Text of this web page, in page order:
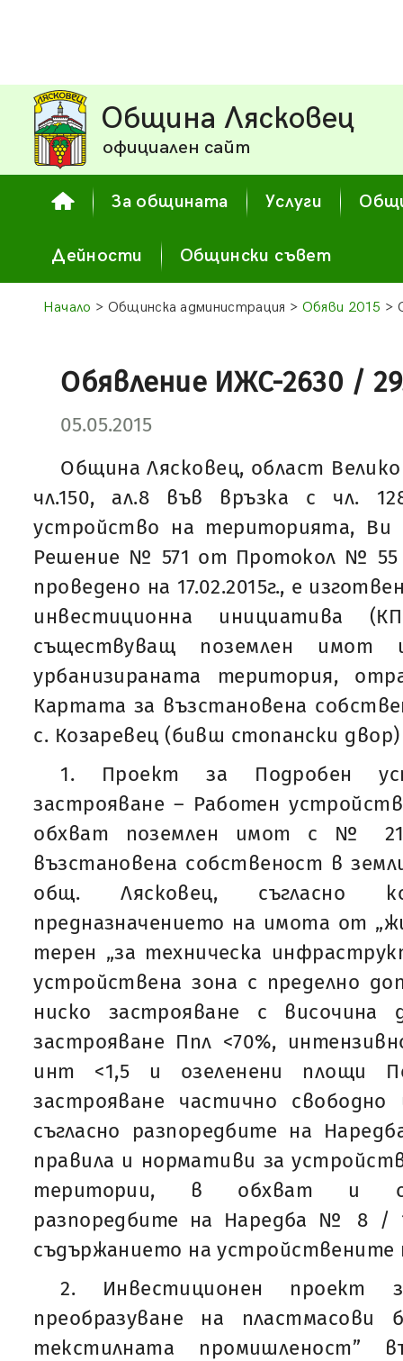
Община Лясковец
официален сайт
За общината Услуги
Дейности Общински съвет
Начало > Общинска администрация > Обяви 2015 >
Обявление ИЖС-2630 /
05.05.2015
Община Лясковец, област
чл.150, ал.8 във връзка с чл.
устройство на територията, Ви
Решение № 571 от Протокол № 55
проведено на 17.02.2015г., е
инвестиционна инициатива
съществуващ поземлен имот
урбанизираната територия,
Картата за възстановена
с. Козаревец (бивш стопански
1. Проект за Подробен
застрояване – Работен
обхват поземлен имот с №
възстановена собственост в
общ. Лясковец, съгласно
предназначението на имота от
терен „за техническа
устройствена зона с пределно
ниско застрояване с
застрояване Ппл <70%,
инт <1,5 и озеленени площи
застрояване частично
съгласно разпоредбите на
правила и нормативи за
територии, в обхват и
разпоредбите на Наредба № 8 /
съдържанието на устройствените
2. Инвестиционен проект
преобразуване на
текстилната промишленост”